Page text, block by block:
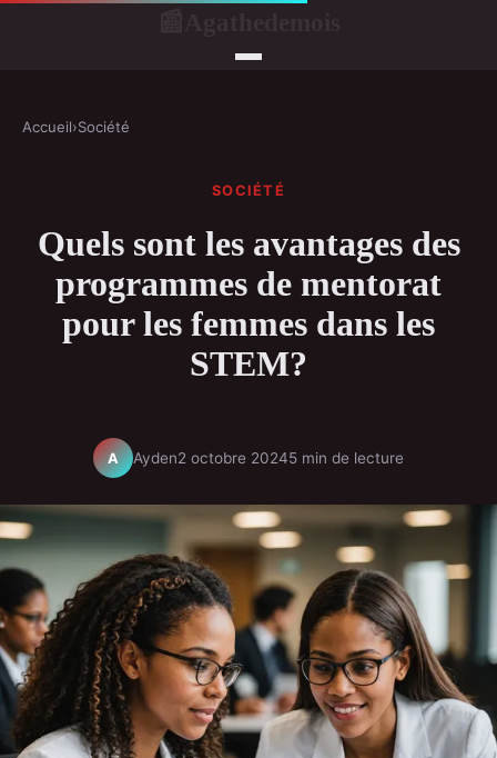
Accueil›Société
SOCIÉTÉ
Quels sont les avantages des
programmes de mentorat
pour les femmes dans les
STEM?
A Ayden2 octobre 20245 min de lecture